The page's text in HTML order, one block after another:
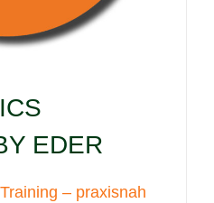
EDER
– praxisnah